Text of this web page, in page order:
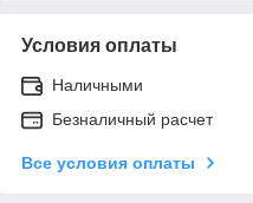
Условия оплаты
Наличными
Безналичный расчет
Все условия оплаты